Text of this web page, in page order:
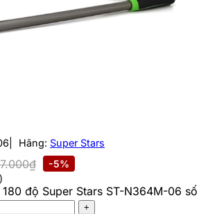
Hãng: Super Stars
-5%
)
độ Super Stars ST-N364M-06 số